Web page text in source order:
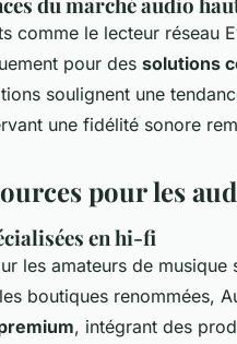
comme le lecteur réseau
pour des solutions
soulignent une
une fidélité sonore
pour les
en hi-fi
les amateurs de
boutiques renommées,
, intégrant des